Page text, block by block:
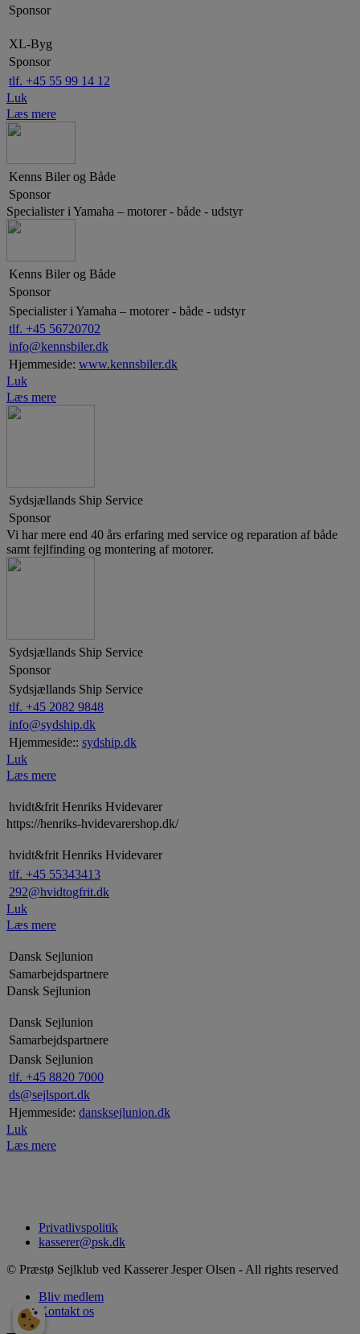
Sponsor
XL-Byg
Sponsor
tlf. +45 55 99 14 12
Luk
Læs mere
Kenns Biler og Både
Sponsor
Specialister i Yamaha – motorer - både - udstyr
Kenns Biler og Både
Sponsor
Specialister i Yamaha – motorer - både - udstyr
tlf. +45 56720702
info@kennsbiler.dk
Hjemmeside: www.kennsbiler.dk
Luk
Læs mere
Sydsjællands Ship Service
Sponsor
Vi har mere end 40 års erfaring med service og reparation af både
samt fejlfinding og montering af motorer.
Sydsjællands Ship Service
Sponsor
Sydsjællands Ship Service
tlf. +45 2082 9848
info@sydship.dk
Hjemmeside:: sydship.dk
Luk
Læs mere
hvidt&frit Henriks Hvidevarer
https://henriks-hvidevarershop.dk/
hvidt&frit Henriks Hvidevarer
tlf. +45 55343413
292@hvidtogfrit.dk
Luk
Læs mere
Dansk Sejlunion
Samarbejdspartnere
Dansk Sejlunion
Dansk Sejlunion
Samarbejdspartnere
Dansk Sejlunion
tlf. +45 8820 7000
ds@sejlsport.dk
Hjemmeside: dansksejlunion.dk
Luk
Læs mere
Privatlivspolitik
kasserer@psk.dk
© Præstø Sejlklub ved Kasserer Jesper Olsen - All rights reserved
Bliv medlem
Kontakt os